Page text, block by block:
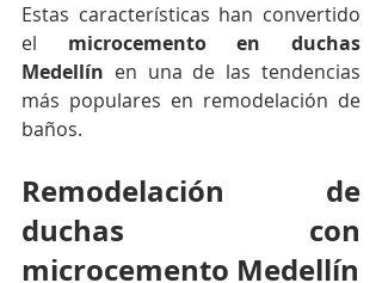
Estas características han convertido
el microcemento en duchas
Medellín en una de las tendencias
más populares en remodelación de
baños.
Remodelación de
duchas con
microcemento Medellín